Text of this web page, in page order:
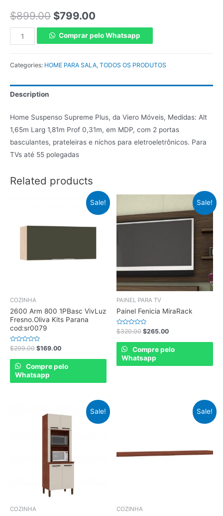
$899.00 $799.00
Comprar pelo Whatsapp
Categories: HOME PARA SALA, TODOS OS PRODUTOS
Description
Home Suspenso Supreme Plus, da Viero Móveis, Medidas: Alt
1,65m Larg 1,81m Prof 0,31m, em MDP, com 2 portas
basculantes, prateleiras e nichos para eletroeletrônicos. Para
TVs até 55 polegadas
Related products
Sale!
COZINHA
2600 Arm 800 1PBasc VivLuz
Fresno.Oliva Kits Parana
cod:sr0079
Rated
0
out
$299.00 $169.00
Compre pelo
Whatsapp
Sale!
PAINEL PARA TV
Painel Fenicia MiraRack
Rated
0
out
$320.00 $265.00
Compre pelo
Whatsapp
Sale!
COZINHA
Sale!
COZINHA